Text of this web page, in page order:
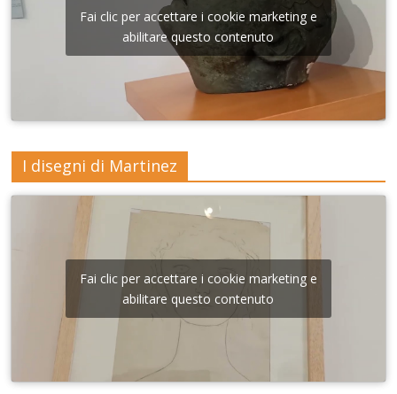
Fai clic per accettare i cookie marketing e
abilitare questo contenuto
I disegni di Martinez
Fai clic per accettare i cookie marketing e
abilitare questo contenuto